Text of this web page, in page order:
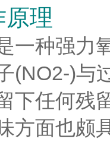
理
种强力氧
(NO2-)与
下任何残
方面也颇